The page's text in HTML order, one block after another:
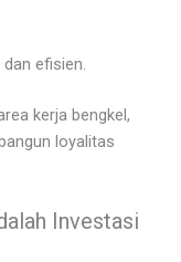
efisien.
kerja bengkel,
loyalitas
Investasi